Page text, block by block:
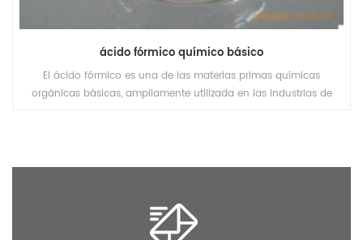
ácido fórmico químico básico
El ácido fórmico es una de las materias primas químicas
orgánicas básicas, ampliamente utilizada en las industrias de